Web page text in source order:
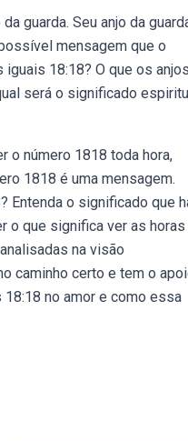
guarda. Seu anjo da
mensagem que o
18:18? O que os anjos
será o significado
o número 1818 toda hora,
1818 é uma mensagem.
Entenda o significado que
o que significa ver as horas
na visão
caminho certo e tem o
no amor e como essa